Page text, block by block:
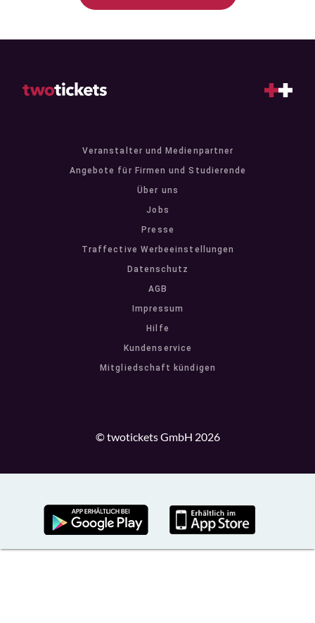
Veranstalter und Medienpartner
Angebote für Firmen und Studierende
Über uns
Jobs
Presse
Traffective Werbeeinstellungen
Datenschutz
AGB
Impressum
Hilfe
Kundenservice
Mitgliedschaft kündigen
© twotickets GmbH 2026